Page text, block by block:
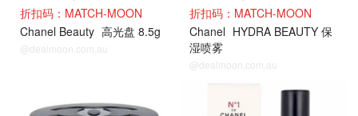
折扣码：MATCH-MOON
Chanel Beauty 高光盘 8.5g
@dealmoon.com.au
折扣码：MATCH-MOON
Chanel HYDRA BEAUTY 保
湿喷雾
@dealmoon.com.au